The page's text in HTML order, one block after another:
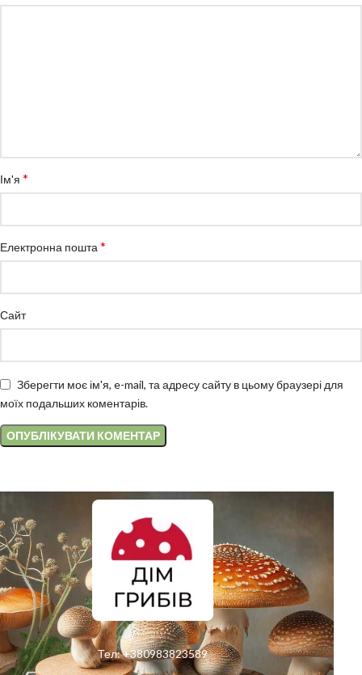
Ім'я *
Електронна пошта*
Сайт
Зберегти моє ім'я, e-mail, та адресу сайту в цьому браузері для
моїх подальших коментарів.
Тел:+380983823589